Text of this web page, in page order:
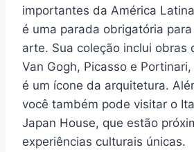
importantes da América
é uma parada obrigatória
arte. Sua coleção inclui obras
Van Gogh, Picasso e
é um ícone da arquitetura.
você também pode visitar o
Japan House, que estão
experiências culturais únicas.